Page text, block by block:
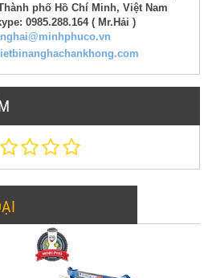
phố Hồ Chí Minh, Việt Nam
0985.288.164 ( Mr.Hải )